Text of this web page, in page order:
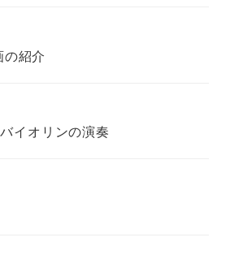
紹介
イオリンの演奏